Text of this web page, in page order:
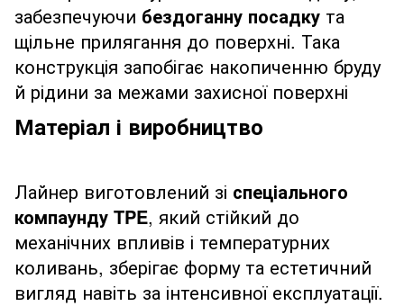
забезпечуючи бездоганну посадку та
щільне прилягання до поверхні. Така
конструкція запобігає накопиченню бруду
й рідини за межами захисної поверхні
Матеріал і виробництво
Лайнер виготовлений зі спеціального
компаунду TPE, який стійкий до
механічних впливів і температурних
коливань, зберігає форму та естетичний
вигляд навіть за інтенсивної експлуатації.